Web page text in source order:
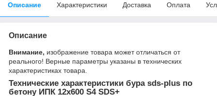
Описание Характеристики Доставка Оплата
Описание
Внимание, изображение товара может отличаться от
реального! Верные параметры указаны в технических
характеристиках товара.
Технические характеристики бура sds-plus по
бетону ИПК 12x600 S4 SDS+